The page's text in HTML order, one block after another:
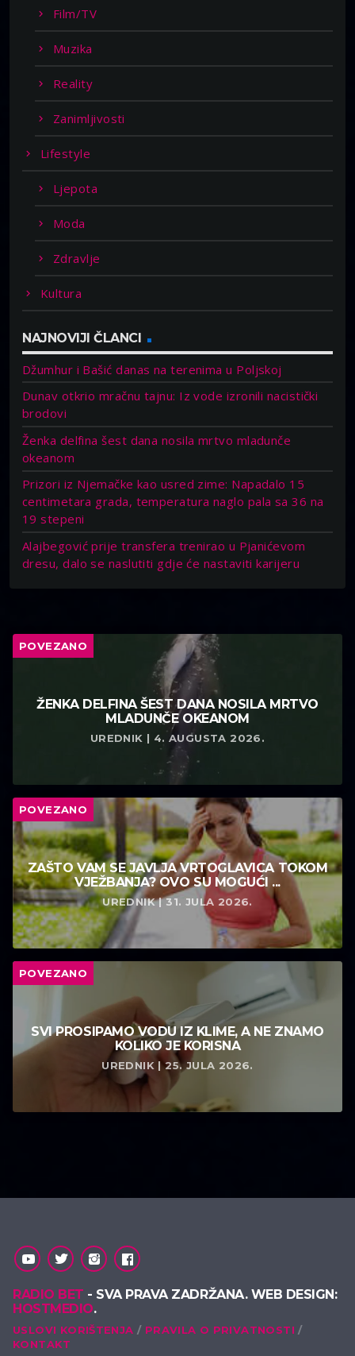
Film/TV
Muzika
Reality
Zanimljivosti
Lifestyle
Ljepota
Moda
Zdravlje
Kultura
NAJNOVIJI ČLANCI
Džumhur i Bašić danas na terenima u Poljskoj
Dunav otkrio mračnu tajnu: Iz vode izronili nacistički
brodovi
Ženka delfina šest dana nosila mrtvo mladunče
okeanom
Prizori iz Njemačke kao usred zime: Napadalo 15
centimetara grada, temperatura naglo pala sa 36 na
19 stepeni
Alajbegović prije transfera trenirao u Pjanićevom
dresu, dalo se naslutiti gdje će nastaviti karijeru
POVEZANO
ŽENKA DELFINA ŠEST DANA NOSILA MRTVO
MLADUNČE OKEANOM
UREDNIK | 4. AUGUSTA 2026.
POVEZANO
ZAŠTO VAM SE JAVLJA VRTOGLAVICA TOKOM
VJEŽBANJA? OVO SU MOGUĆI ...
UREDNIK | 31. JULA 2026.
POVEZANO
SVI PROSIPAMO VODU IZ KLIME, A NE ZNAMO
KOLIKO JE KORISNA
UREDNIK | 25. JULA 2026.
RADIO BET - SVA PRAVA ZADRŽANA. WEB DESIGN:
HOSTMEDIO.
USLOVI KORIŠTENJA
PRAVILA O PRIVATNOSTI
KONTAKT